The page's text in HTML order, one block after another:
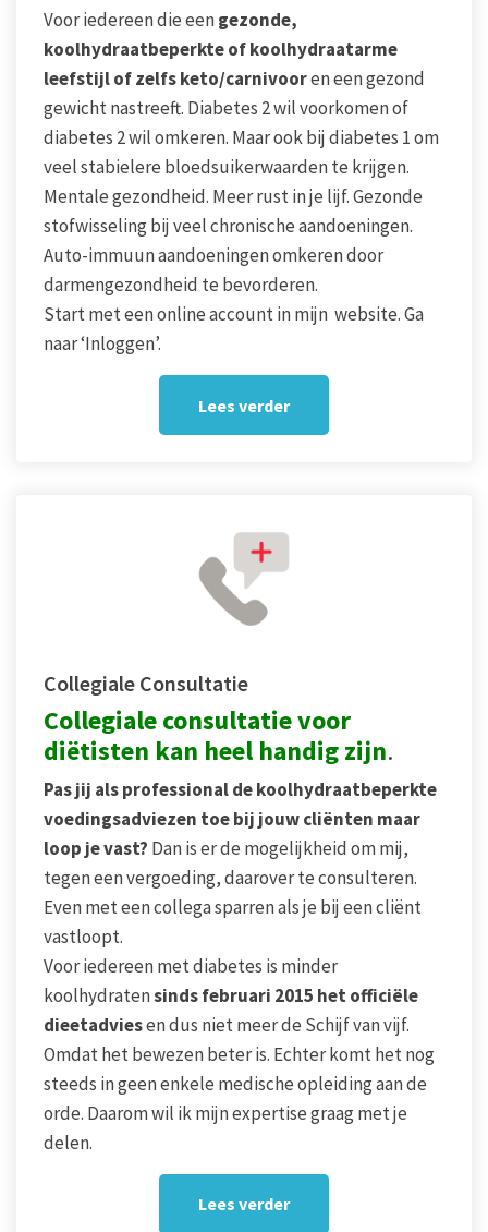
Voor iedereen die eengezonde,
koolhydraatbeperkte of koolhydraatarme
leefstijl of zelfs keto/carnivooren een gezond
gewicht nastreeft. Diabetes 2 wil voorkomen of
diabetes 2 wil omkeren. Maar ook bij diabetes 1 om
veel stabielere bloedsuikerwaarden te krijgen.
Mentale gezondheid. Meer rust in je lijf. Gezonde
stofwisseling bij veel chronische aandoeningen.
Auto-immuun aandoeningen omkeren door
darmengezondheid te bevorderen.
Start met een online account in mijn website. Ga
naar ‘Inloggen’.
Lees verder
Collegiale Consultatie
Collegiale consultatie voor
diëtisten kan heel handig zijn.
Pas jij als professional de koolhydraatbeperkte
voedingsadviezen toe bij jouw cliënten maar
loop je vast? Dan is er de mogelijkheid om mij,
tegen een vergoeding, daarover te consulteren.
Even met een collega sparren als je bij een cliënt
vastloopt.
Voor iedereen met diabetes is minder
koolhydratensinds februari 2015 het officiële
dieetadviesen dus niet meer de Schijf van vijf.
Omdat het bewezen beter is. Echter komt het nog
steeds in geen enkele medische opleiding aan de
orde. Daarom wil ik mijn expertise graag met je
delen.
Lees verder